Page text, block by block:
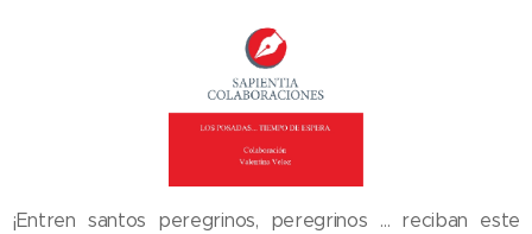
¡Entren santos peregrinos, peregrinos … reciban este